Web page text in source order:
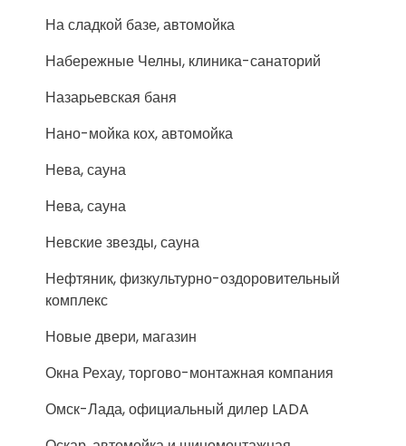
На сладкой базе, автомойка
Набережные Челны, клиника-санаторий
Назарьевская баня
Нано-мойка кох, автомойка
Нева, сауна
Нева, сауна
Невские звезды, сауна
Нефтяник, физкультурно-оздоровительный
комплекс
Новые двери, магазин
Окна Рехау, торгово-монтажная компания
Омск-Лада, официальный дилер LADA